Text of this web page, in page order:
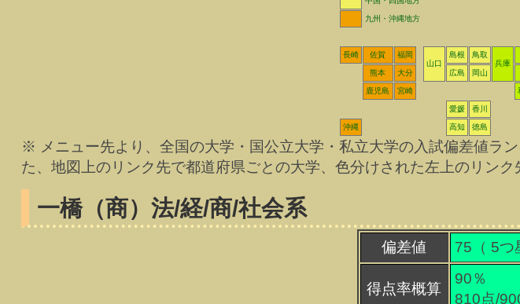
九州・沖縄地方
長崎 佐賀
福岡
山口
島根
鳥取
兵庫
熊本 大分 広島 岡山
鹿児島 宮崎
愛媛 香川
沖縄 高知 徳島
※ メニュー先より、全国の大学・国公立大学・私立大学の入試偏差値ラ
た、地図上のリンク先で都道府県ごとの大学、色分けされた左上のリン
一橋（商） 法/経/商/社会系
偏差値 75（ 5つ
得点率概算
90％
810点/